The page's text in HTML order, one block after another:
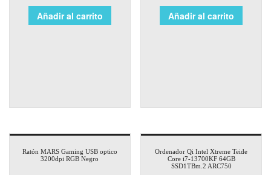
Añadir al carrito Añadir al carrito
Ratón MARS Gaming USB optico
3200dpi RGB Negro
Ordenador Qi Intel Xtreme Teide
Core i7-13700KF 64GB
SSD1TBm.2 ARC750